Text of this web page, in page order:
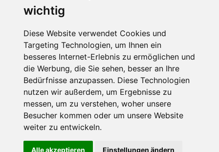
wichtig
Diese Website verwendet Cookies und
Targeting Technologien, um Ihnen ein
besseres Internet-Erlebnis zu ermöglichen und
die Werbung, die Sie sehen, besser an Ihre
Bedürfnisse anzupassen. Diese Technologien
nutzen wir außerdem, um Ergebnisse zu
messen, um zu verstehen, woher unsere
Besucher kommen oder um unsere Website
weiter zu entwickeln.
Alle akzeptieren Einstellungen ändern
LINKS:
Impressum
By Rolf Wacker